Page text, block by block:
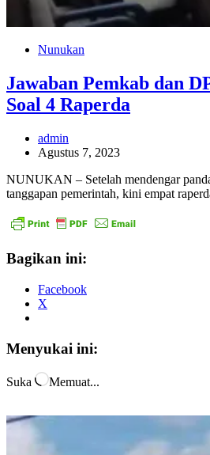
Nunukan
Jawaban Pemkab dan
Soal 4 Raperda
admin
Agustus 7, 2023
NUNUKAN – Setelah mendengar
tanggapan pemerintah, kini empat
Bagikan ini:
Facebook
X
Menyukai ini:
Suka Memuat...